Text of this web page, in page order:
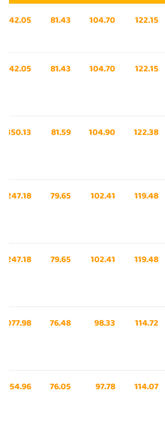
122.15
104.70
81.43
122.15
104.70
81.43
122.38
104.90
81.59
4350.13
119.48
102.41
79.65
4247.18
119.48
102.41
79.65
4247.18
114.72
98.33
76.48
4077.98
114.07
97.78
76.05